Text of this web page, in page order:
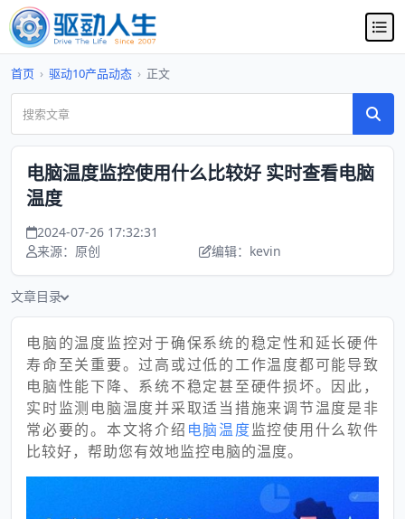
首页 › 驱动10产品动态 › 正文
电脑温度监控使用什么比较好 实时查看电脑
温度
2024-07-26 17:32:31
来源：原创
编辑：kevin
文章目录
电脑的温度监控对于确保系统的稳定性和延长硬件
寿命至关重要。过高或过低的工作温度都可能导致
电脑性能下降、系统不稳定甚至硬件损坏。因此，
实时监测电脑温度并采取适当措施来调节温度是非
常必要的。本文将介绍 电脑温度监控使用什么软件
比较好，帮助您有效地监控电脑的温度。